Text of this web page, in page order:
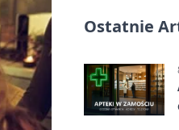
Ostatnie